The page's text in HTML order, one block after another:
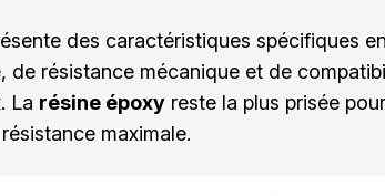
des caractéristiques spécifiques en
de résistance mécanique et de
La résine époxy reste la plus prisée
maximale.